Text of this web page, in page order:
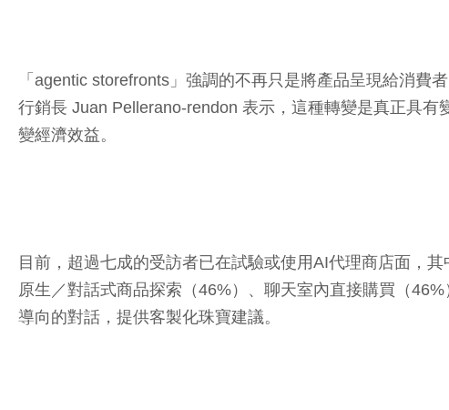
「agentic storefronts」強調的不再只是將產品呈現給消
行銷長 Juan Pellerano-rendon 表示，這種轉變是真正具
變經濟效益。
目前，超過七成的受訪者已在試驗或使用AI代理商店面，
原生／對話式商品探索（46%）、聊天室內直接購買（
導向的對話，提供客製化珠寶建議。